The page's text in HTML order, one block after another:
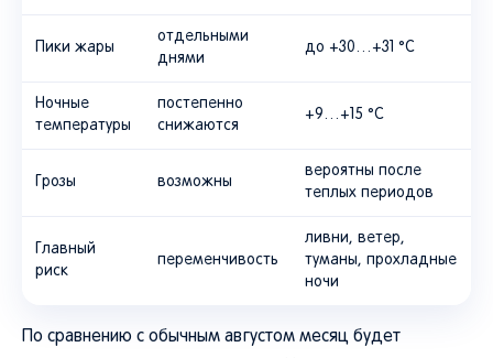
Пики жары
отдельными
днями
до +30…+31 °C
Ночные
температуры
постепенно
снижаются
+9…+15 °C
Грозы возможны
вероятны после
теплых периодов
Главный
риск
переменчивость
ливни, ветер,
туманы, прохладные
ночи
По сравнению с обычным августом месяц будет